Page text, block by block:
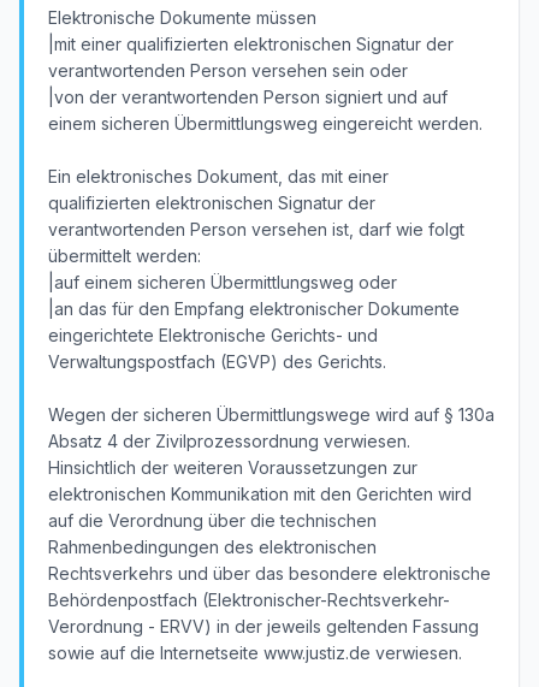
Elektronische Dokumente müssen
|mit einer qualifizierten elektronischen Signatur der
verantwortenden Person versehen sein oder
|von der verantwortenden Person signiert und auf
einem sicheren Übermittlungsweg eingereicht werden.
Ein elektronisches Dokument, das mit einer
qualifizierten elektronischen Signatur der
verantwortenden Person versehen ist, darf wie folgt
übermittelt werden:
|auf einem sicheren Übermittlungsweg oder
|an das für den Empfang elektronischer Dokumente
eingerichtete Elektronische Gerichts- und
Verwaltungspostfach (EGVP) des Gerichts.
Wegen der sicheren Übermittlungswege wird auf § 130a
Absatz 4 der Zivilprozessordnung verwiesen.
Hinsichtlich der weiteren Voraussetzungen zur
elektronischen Kommunikation mit den Gerichten wird
auf die Verordnung über die technischen
Rahmenbedingungen des elektronischen
Rechtsverkehrs und über das besondere elektronische
Behördenpostfach (Elektronischer-Rechtsverkehr-
Verordnung - ERVV) in der jeweils geltenden Fassung
sowie auf die Internetseite www.justiz.de verwiesen.